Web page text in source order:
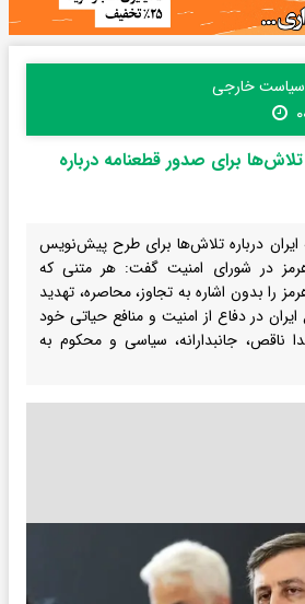
سیاست خارجی
برای صدور قطعنامه درباره
ایران درباره تلاش‌ها برای طرح پیش‌نویس
هرمز در شورای امنیت گفت: هر متنی که
را بدون اشاره به تجاوز، محاصره، تهدید
در دفاع از امنیت و منافع حیاتی خود
ناقص، جانبدارانه، سیاسی و محکوم به